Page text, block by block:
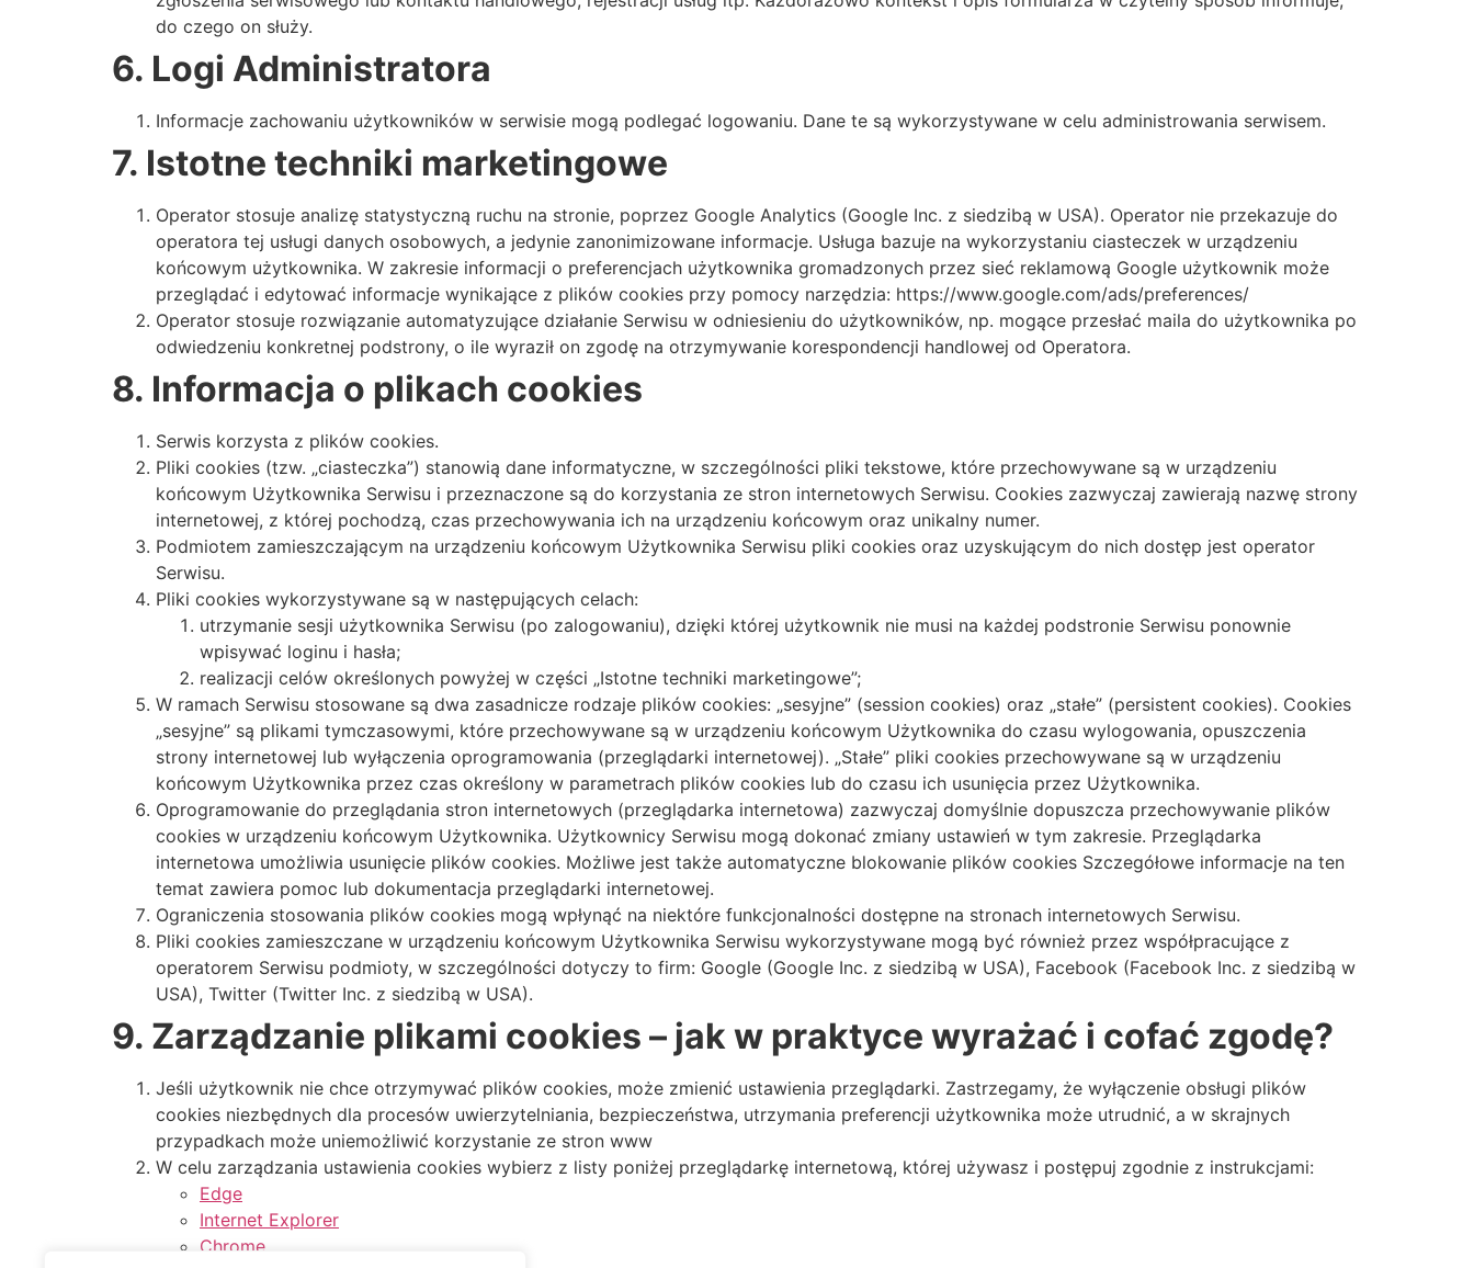
do czego on służy.
6. Logi Administratora
Informacje zachowaniu użytkowników w serwisie mogą podlegać logowaniu. Dane te są wykorzystywane w celu administrowania serwisem.
7. Istotne techniki marketingowe
Operator stosuje analizę statystyczną ruchu na stronie, poprzez Google Analytics (Google Inc. z siedzibą w USA). Operator nie przekazuje do
operatora tej usługi danych osobowych, a jedynie zanonimizowane informacje. Usługa bazuje na wykorzystaniu ciasteczek w urządzeniu
końcowym użytkownika. W zakresie informacji o preferencjach użytkownika gromadzonych przez sieć reklamową Google użytkownik może
przeglądać i edytować informacje wynikające z plików cookies przy pomocy narzędzia: https://www.google.com/ads/preferences/
Operator stosuje rozwiązanie automatyzujące działanie Serwisu w odniesieniu do użytkowników, np. mogące przesłać maila do użytkownika po
odwiedzeniu konkretnej podstrony, o ile wyraził on zgodę na otrzymywanie korespondencji handlowej od Operatora.
8. Informacja o plikach cookies
Serwis korzysta z plików cookies.
Pliki cookies (tzw. „ciasteczka”) stanowią dane informatyczne, w szczególności pliki tekstowe, które przechowywane są w urządzeniu
końcowym Użytkownika Serwisu i przeznaczone są do korzystania ze stron internetowych Serwisu. Cookies zazwyczaj zawierają nazwę strony
internetowej, z której pochodzą, czas przechowywania ich na urządzeniu końcowym oraz unikalny numer.
Podmiotem zamieszczającym na urządzeniu końcowym Użytkownika Serwisu pliki cookies oraz uzyskującym do nich dostęp jest operator
Serwisu.
Pliki cookies wykorzystywane są w następujących celach:
utrzymanie sesji użytkownika Serwisu (po zalogowaniu), dzięki której użytkownik nie musi na każdej podstronie Serwisu ponownie
wpisywać loginu i hasła;
realizacji celów określonych powyżej w części „Istotne techniki marketingowe”;
W ramach Serwisu stosowane są dwa zasadnicze rodzaje plików cookies: „sesyjne” (session cookies) oraz „stałe” (persistent cookies). Cookies
„sesyjne” są plikami tymczasowymi, które przechowywane są w urządzeniu końcowym Użytkownika do czasu wylogowania, opuszczenia
strony internetowej lub wyłączenia oprogramowania (przeglądarki internetowej). „Stałe” pliki cookies przechowywane są w urządzeniu
końcowym Użytkownika przez czas określony w parametrach plików cookies lub do czasu ich usunięcia przez Użytkownika.
Oprogramowanie do przeglądania stron internetowych (przeglądarka internetowa) zazwyczaj domyślnie dopuszcza przechowywanie plików
cookies w urządzeniu końcowym Użytkownika. Użytkownicy Serwisu mogą dokonać zmiany ustawień w tym zakresie. Przeglądarka
internetowa umożliwia usunięcie plików cookies. Możliwe jest także automatyczne blokowanie plików cookies Szczegółowe informacje na ten
temat zawiera pomoc lub dokumentacja przeglądarki internetowej.
Ograniczenia stosowania plików cookies mogą wpłynąć na niektóre funkcjonalności dostępne na stronach internetowych Serwisu.
Pliki cookies zamieszczane w urządzeniu końcowym Użytkownika Serwisu wykorzystywane mogą być również przez współpracujące z
operatorem Serwisu podmioty, w szczególności dotyczy to firm: Google (Google Inc. z siedzibą w USA), Facebook (Facebook Inc. z siedzibą w
USA), Twitter (Twitter Inc. z siedzibą w USA).
9. Zarządzanie plikami cookies – jak w praktyce wyrażać i cofać zgodę?
Jeśli użytkownik nie chce otrzymywać plików cookies, może zmienić ustawienia przeglądarki. Zastrzegamy, że wyłączenie obsługi plików
cookies niezbędnych dla procesów uwierzytelniania, bezpieczeństwa, utrzymania preferencji użytkownika może utrudnić, a w skrajnych
przypadkach może uniemożliwić korzystanie ze stron www
W celu zarządzania ustawienia cookies wybierz z listy poniżej przeglądarkę internetową, której używasz i postępuj zgodnie z instrukcjami:
Edge
Internet Explorer
Chrome